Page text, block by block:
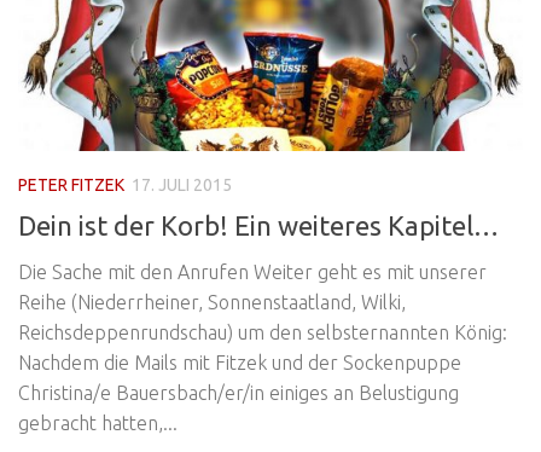
PETER FITZEK 17. JULI 2015
Dein ist der Korb! Ein weiteres Kapitel…
Die Sache mit den Anrufen Weiter geht es mit unserer
Reihe (Niederrheiner, Sonnenstaatland, Wilki,
Reichsdeppenrundschau) um den selbsternannten König:
Nachdem die Mails mit Fitzek und der Sockenpuppe
Christina/e Bauersbach/er/in einiges an Belustigung
gebracht hatten,...